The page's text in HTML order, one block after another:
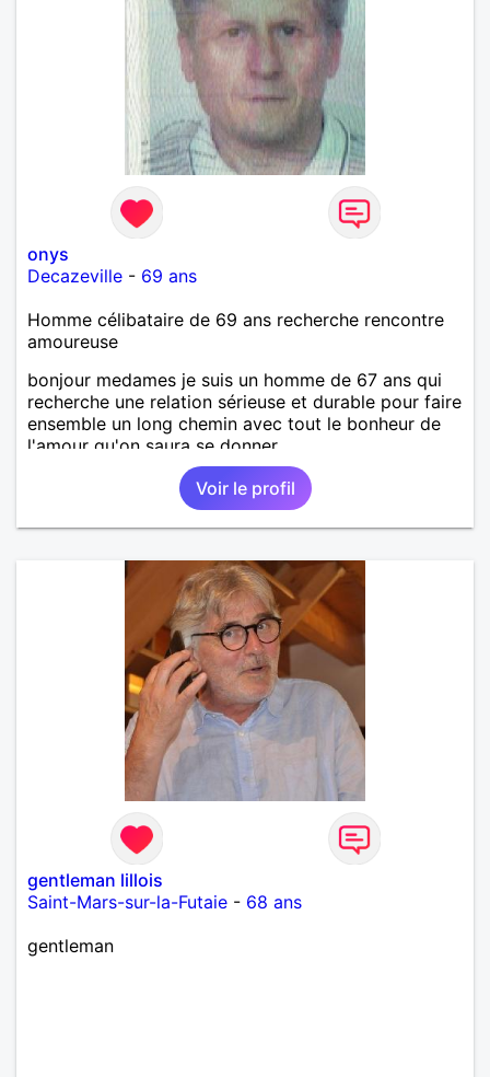
onys
Decazeville - 69 ans
Homme célibataire de 69 ans recherche rencontre
amoureuse
bonjour medames je suis un homme de 67 ans qui
recherche une relation sérieuse et durable pour faire
ensemble un long chemin avec tout le bonheur de
l'amour qu'on saura se donner.
Voir le profil
gentleman lillois
Saint-Mars-sur-la-Futaie - 68 ans
gentleman